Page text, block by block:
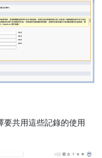
共用這些記錄的使用